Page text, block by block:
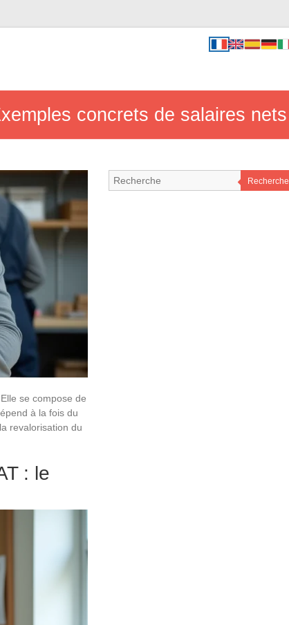
concrets de salaires nets
se compose de
à la fois du
revalorisation du
: le
Recherche